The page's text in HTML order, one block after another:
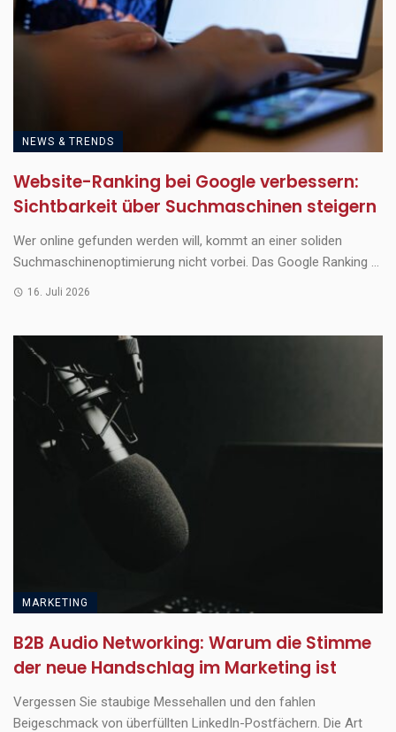
NEWS & TRENDS
Website-Ranking bei Google verbessern:
Sichtbarkeit über Suchmaschinen steigern
Wer online gefunden werden will, kommt an einer soliden
Suchmaschinenoptimierung nicht vorbei. Das Google Ranking ...
16. Juli 2026
MARKETING
B2B Audio Networking: Warum die Stimme
der neue Handschlag im Marketing ist
Vergessen Sie staubige Messehallen und den fahlen
Beigeschmack von überfüllten LinkedIn-Postfächern. Die Art